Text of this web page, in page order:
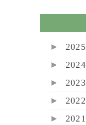
► 2025
► 2024
► 2023
► 2022
► 2021